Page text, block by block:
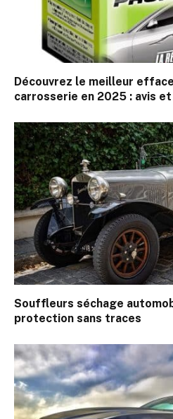
Découvrez le meilleur
carrosserie en 2025 : avis
Souffleurs séchage
protection sans traces